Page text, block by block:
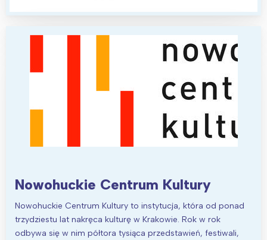
Nowohuckie Centrum Kultury
Nowohuckie Centrum Kultury to instytucja, która od ponad
trzydziestu lat nakręca kulturę w Krakowie. Rok w rok
odbywa się w nim półtora tysiąca przedstawień, festiwali,